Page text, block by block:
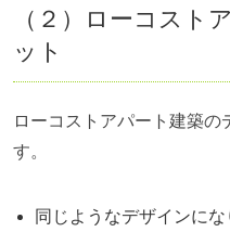
（２）ローコスト
ット
ローコストアパート建築
す。
同じようなデザインにな